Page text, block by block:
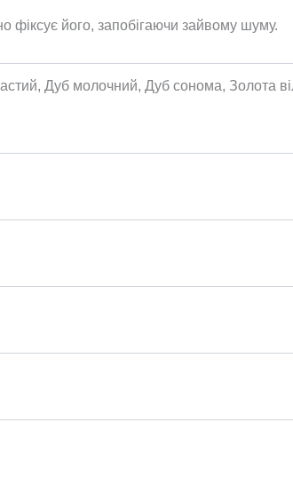
фіксує його, запобігаючи зайвому шуму.
Дуб молочний, Дуб сонома, Золота